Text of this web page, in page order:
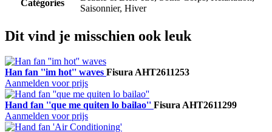
Catégories
Saisonnier, Hiver
Dit vind je misschien ook leuk
Han fan ''im hot'' waves FisuraAHT2611253
Aanmelden voor prijs
Hand fan ''que me quiten lo bailao'' FisuraAHT2611299
Aanmelden voor prijs